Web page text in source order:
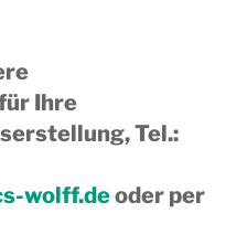
Ihre
Tel.:
wolff.deoder per